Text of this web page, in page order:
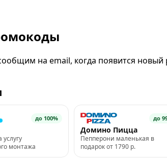
на email, когда появится новый
до 100%
услугу
монтажа
до
Домино Пицца
Пепперони маленькая в
подарок от 1790 р.